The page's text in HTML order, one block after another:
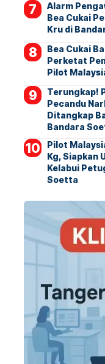
Alarm
Bea Cukai
Kru di
Bea Cukai
Perketat
Pilot
Terungkap!
Pecandu
Ditangkap
Bandara
Pilot
Kg, Siapkan
Kelabui
Soetta